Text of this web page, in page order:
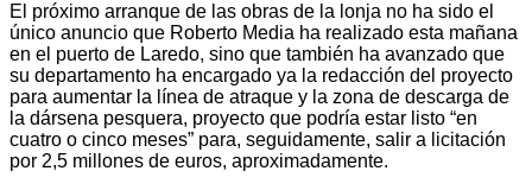
El próximo arranque de las obras de la lonja no ha sido el
único anuncio que Roberto Media ha realizado esta mañana
en el puerto de Laredo, sino que también ha avanzado que
su departamento ha encargado ya la redacción del proyecto
para aumentar la línea de atraque y la zona de descarga de
la dársena pesquera, proyecto que podría estar listo “en
cuatro o cinco meses” para, seguidamente, salir a licitación
por 2,5 millones de euros, aproximadamente.